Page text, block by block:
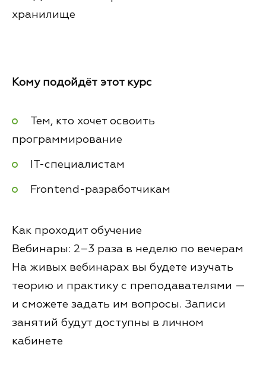
хранилище
Кому подойдёт этот курс
Тем, кто хочет освоить
программирование
IT-специалистам
Frontend-разработчикам
Как проходит обучение
Вебинары: 2–3 раза в неделю по вечерам
На живых вебинарах вы будете изучать
теорию и практику с преподавателями —
и сможете задать им вопросы. Записи
занятий будут доступны в личном
кабинете